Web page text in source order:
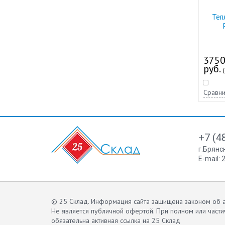
3750
руб.
+7
E-mail:
© 25 Склад. Информация сайта защищена законом об
Не является публичной офертой. При полном или
обязательна активная ссылка на 25 Склад